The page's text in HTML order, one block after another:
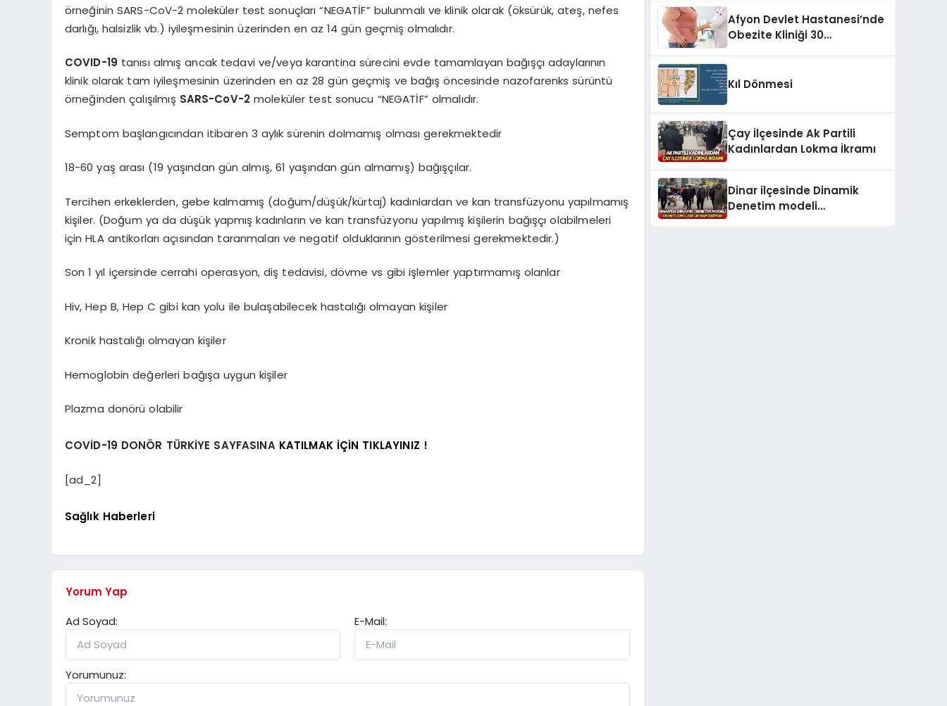
örneğinin SARS-CoV-2 moleküler test sonuçları “NEGATİF” bulunmalı ve klinik olarak (öksürük, ateş, nefes
darlığı, halsizlik vb.) iyileşmesinin üzerinden en az 14 gün geçmiş olmalıdır.
COVID-19 tanısı almış ancak tedavi ve/veya karantina sürecini evde tamamlayan bağışçı adaylarının
klinik olarak tam iyileşmesinin üzerinden en az 28 gün geçmiş ve bağış öncesinde nazofarenks sürüntü
örneğinden çalışılmış SARS-CoV-2 moleküler test sonucu “NEGATİF” olmalıdır.
Semptom başlangıcından itibaren 3 aylık sürenin dolmamış olması gerekmektedir
18-60 yaş arası (19 yaşından gün almış, 61 yaşından gün almamış) bağışçılar.
Tercihen erkeklerden, gebe kalmamış (doğum/düşük/kürtaj) kadınlardan ve kan transfüzyonu yapılmamış
kişiler. (Doğum ya da düşük yapmış kadınların ve kan transfüzyonu yapılmış kişilerin bağışçı olabilmeleri
için HLA antikorları açısından taranmaları ve negatif olduklarının gösterilmesi gerekmektedir.)
Son 1 yıl içersinde cerrahi operasyon, diş tedavisi, dövme vs gibi işlemler yaptırmamış olanlar
Hiv, Hep B, Hep C gibi kan yolu ile bulaşabilecek hastalığı olmayan kişiler
Kronik hastalığı olmayan kişiler
Hemoglobin değerleri bağışa uygun kişiler
Plazma donörü olabilir
COVİD-19 DONÖR TÜRKİYE SAYFASINA KATILMAK İÇİN TIKLAYINIZ !
[ad_2]
Sağlık Haberleri
Yorum Yap
Ad Soyad:
E-Mail:
Yorumunuz:
Afyon Devlet Hastanesi’nde
Obezite Kliniği 30
Kıl Dönmesi
Çay İlçesinde Ak Partili
Kadınlardan Lokma İkramı
Dinar ilçesinde Dinamik
Denetim modeli